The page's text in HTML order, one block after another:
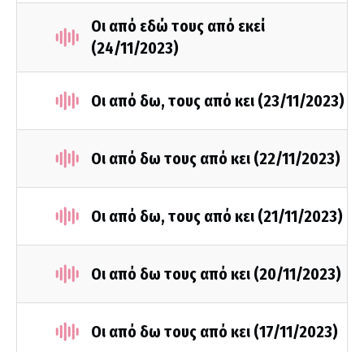
Οι από εδώ τους από εκεί
(24/11/2023)
Οι από δω, τους από κει (23/11/2023)
Οι από δω τους από κει (22/11/2023)
Οι από δω, τους από κει (21/11/2023)
Οι από δω τους από κει (20/11/2023)
Οι από δω τους από κει (17/11/2023)